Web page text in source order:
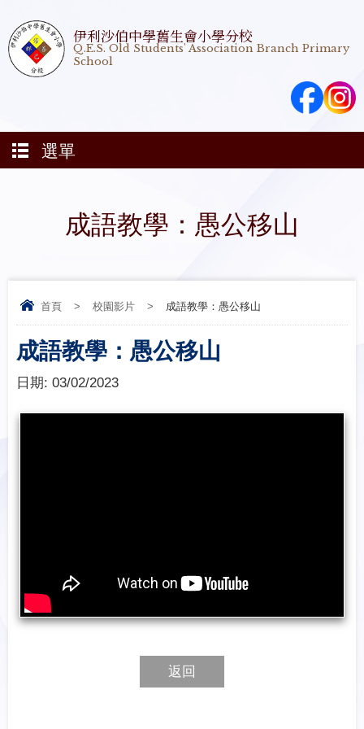
伊利沙伯中學舊生會小學分校
Q.E.S. Old Students' Association Branch Primary
School
選單
成語教學：愚公移山
首頁 > 校園影片 > 成語教學：愚公移山
成語教學：愚公移山
日期: 03/02/2023
返回